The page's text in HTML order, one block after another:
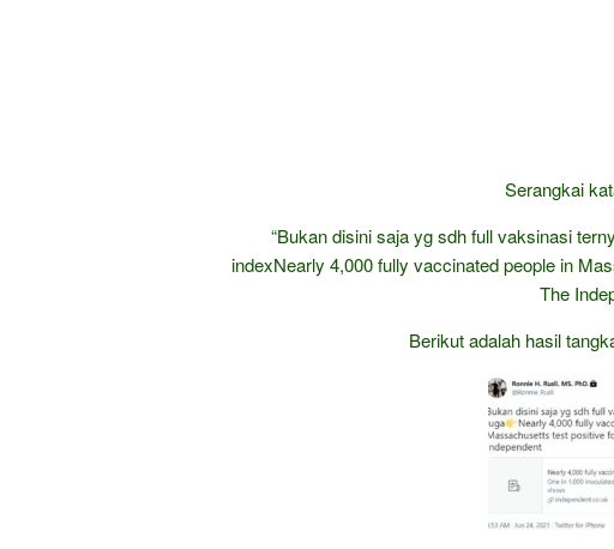
Serangkai
“Bukan disini saja yg sdh full vaksinasi
indexNearly 4,000 fully vaccinated people in
The
Berikut adalah hasil